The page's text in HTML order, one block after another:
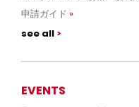
申請ガイド
see all
EVENTS